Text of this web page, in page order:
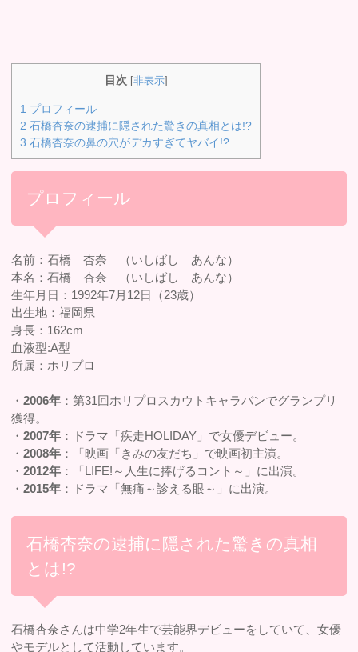
目次 [非表示]
1 プロフィール
2 石橋杏奈の逮捕に隠された驚きの真相とは!?
3 石橋杏奈の鼻の穴がデカすぎてヤバイ!?
プロフィール
名前：石橋 杏奈 （いしばし あんな）
本名：石橋 杏奈 （いしばし あんな）
生年月日：1992年7月12日（23歳）
出生地：福岡県
身長：162cm
血液型:A型
所属：ホリプロ
・2006年 ：第31回ホリプロスカウトキャラバンでグランプリ
獲得。
・2007年 ：ドラマ「疾走HOLIDAY」で女優デビュー。
・2008年 ：「映画「きみの友だち」で映画初主演。
・2012年 ：「LIFE!～人生に捧げるコント～」に出演。
・2015年 ：ドラマ「無痛～診える眼～」に出演。
石橋杏奈の逮捕に隠された驚きの真相
とは!?
石橋杏奈さんは中学2年生で芸能界デビューをしていて、女優
やモデルとして活動しています。